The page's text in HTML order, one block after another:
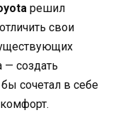
решил
свои
— создать
сочетал в себе